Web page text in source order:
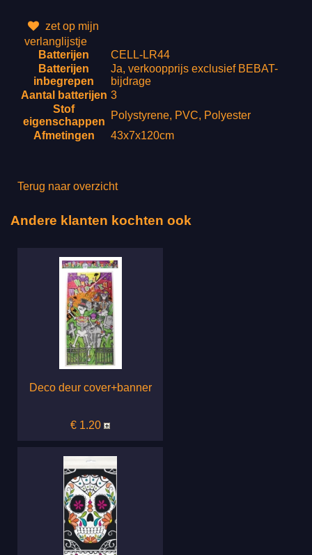
zet op mijn
verlanglijstje
Batterijen
CELL-LR44
Batterijen
inbegrepen
Ja, verkoopprijs exclusief BEBAT-
bijdrage
Aantal batterijen 3
Stof
eigenschappen
Polystyrene, PVC, Polyester
Afmetingen
43x7x120cm
Terug naar overzicht
Andere klanten kochten ook
Deco deur cover+banner
€ 1.20